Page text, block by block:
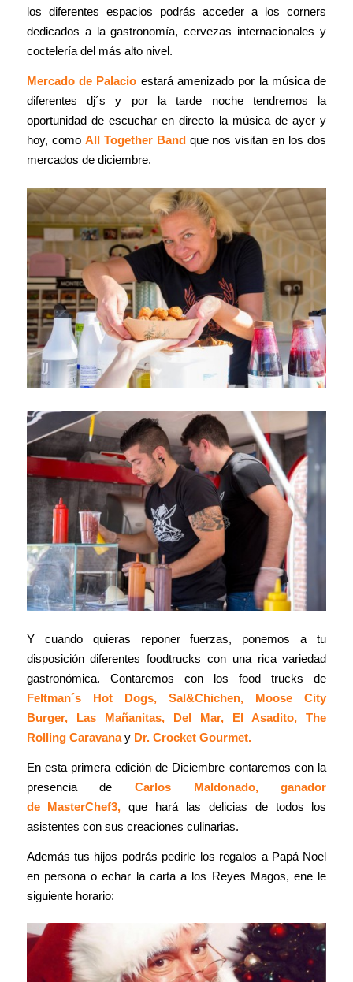
los diferentes espacios podrás acceder a los corners
dedicados a la gastronomía, cervezas internacionales y
coctelería del más alto nivel.
Mercado de Palacio estará amenizado por la música de
diferentes dj´s y por la tarde noche tendremos la
oportunidad de escuchar en directo la música de ayer y
hoy, como All Together Bandque nos visitan en los dos
mercados de diciembre.
Y cuando quieras reponer fuerzas, ponemos a tu
disposición diferentes foodtrucks con una rica variedad
gastronómica. Contaremos con los food trucks de
Feltman´s Hot Dogs, Sal&Chichen, Moose City
Burger, Las Mañanitas, Del Mar, El Asadito, The
Rolling Caravanay Dr. Crocket Gourmet.
En esta primera edición de Diciembre contaremos con la
presencia de Carlos Maldonado, ganador
de MasterChef3, que hará las delicias de todos los
asistentes con sus creaciones culinarias.
Además tus hijos podrás pedirle los regalos a Papá Noel
en persona o echar la carta a los Reyes Magos, ene le
siguiente horario: